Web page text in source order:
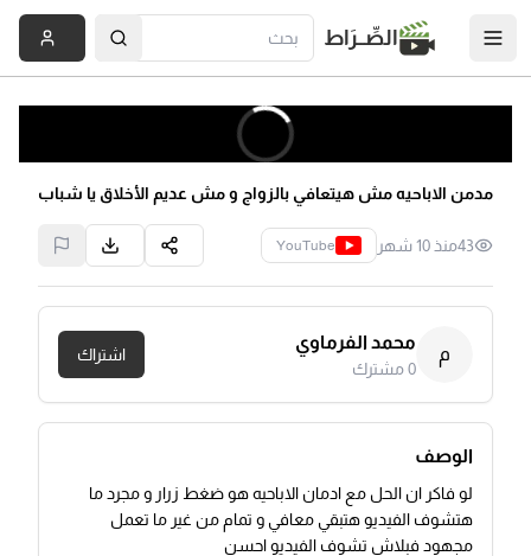
الصِّــرَاط
مدمن الاباحيه مش هيتعافي بالزواج و مش عديم الأخلاق يا شباب
43منذ 10 شهر YouTube
م
محمد الفرماوي
0مشترك
اشتراك
الوصف
لو فاكر ان الحل مع ادمان الاباحيه هو ضغط زرار و مجرد ما
هتشوف الفيديو هتبقي معافي و تمام من غير ما تعمل
مجهود فبلاش تشوف الفيديو احسن